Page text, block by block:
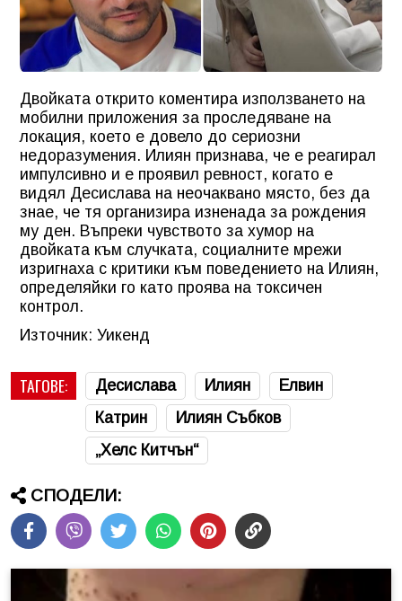
Двойката открито коментира използването на
мобилни приложения за проследяване на
локация, което е довело до сериозни
недоразумения. Илиян признава, че е реагирал
импулсивно и е проявил ревност, когато е
видял Десислава на неочаквано място, без да
знае, че тя организира изненада за рождения
му ден. Въпреки чувството за хумор на
двойката към случката, социалните мрежи
изригнаха с критики към поведението на Илиян,
определяйки го като проява на токсичен
контрол.
Източник: Уикенд
ТАГОВЕ: Десислава Илиян
Елвин
Катрин
Илиян Събков
„Хелс Китчън“
СПОДЕЛИ: